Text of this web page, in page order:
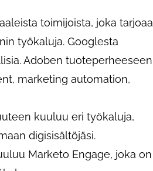
toimijoista, joka tarjoaa
työkaluja. Googlesta
Adoben tuoteperheeseen
marketing automation,
kuuluu eri työkaluja,
digisisältöjäsi.
Marketo Engage, joka on